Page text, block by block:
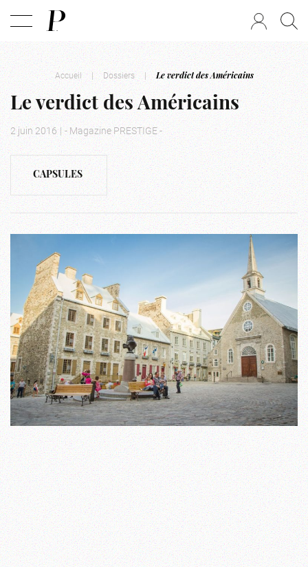
Accueil | Dossiers | Le verdict des Américains
Le verdict des Américains
2 juin 2016 | - Magazine PRESTIGE -
CAPSULES